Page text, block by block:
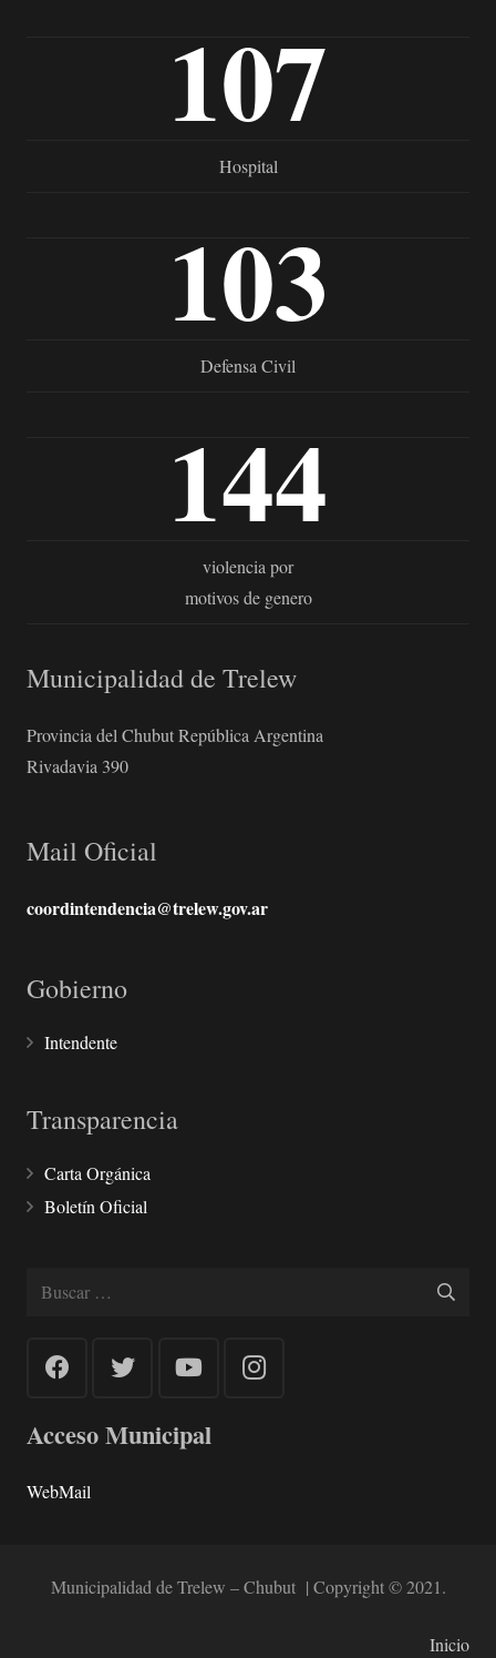
107
Hospital
103
Defensa Civil
144
violencia por
motivos de genero
Municipalidad de Trelew
Provincia del Chubut República Argentina
Rivadavia 390
Mail Oficial
coordintendencia@trelew.gov.ar
Gobierno
Intendente
Transparencia
Carta Orgánica
Boletín Oficial
Buscar:
Acceso Municipal
WebMail
Municipalidad de Trelew – Chubut | Copyright © 2021.
Inicio